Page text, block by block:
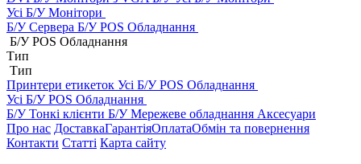
Усі Б/У Монітори
Б/У Сервера Б/У POS Обладнання
Б/У POS Обладнання
Тип
Тип
Принтери етикеток Усі Б/У POS Обладнання
Усі Б/У POS Обладнання
Б/У Тонкі клієнти Б/У Мережеве обладнання Аксесуари
Про нас ДоставкаГарантіяОплатаОбмін та повернення
Контакти Статті Карта сайту